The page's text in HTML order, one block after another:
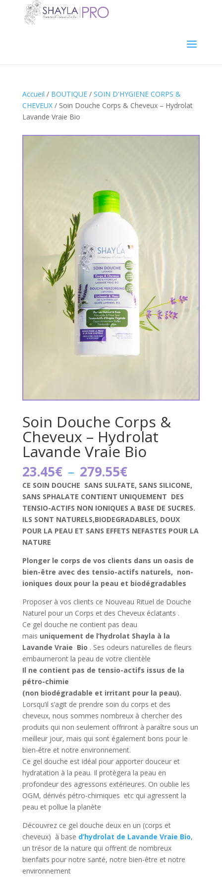
Accueil / BOUTIQUE/ SOIN D'HYGIENE CORPS &
CHEVEUX/ Soin Douche Corps & Cheveux – Hydrolat
Lavande Vraie Bio
Soin Douche Corps &
Cheveux – Hydrolat
Lavande Vraie Bio
23.45€ – 279.55€Plage
de
prix :
23.45€
à
279.55€
CE SOIN DOUCHE SANS SULFATE, SANS SILICONE,
SANS SPHALATE CONTIENT UNIQUEMENT DES
TENSIO-ACTIFS NON IONIQUES A BASE DE SUCRES.
ILS SONT NATURELS,BIODEGRADABLES, DOUX
POUR LA PEAU ET SANS EFFETS NEFASTES POUR LA
NATURE
Plonger le corps de vos clients dans un oasis de
bien-être avec des tensio-actifs naturels, non-
ioniques doux pour la peau et biodégradables
Proposer à vos clients ce Nouveau Rituel de Douche
Naturel pour un Corps et des Cheveux éclatants .
Ce gel douche ne contient pas deau
mais uniquement de l’hydrolat Shayla à la
Lavande Vraie Bio . Ses odeurs naturelles de fleurs
embaumeront la peau de votre clientèle
Il ne contient pas de tensio-actifs issus de la
pétro-chimie
(non biodégradable et irritant pour la peau).
Lorsqu’il s’agit de prendre soin du corps et des
cheveux, nous sommes nombreux à chercher des
produits qui non seulement offriront à paraître sous un
meilleur jour, mais qui sont également bons pour le
bien-être et notre environnement.
Ce gel douche est idéal pour apporter douceur et
hydratation à la peau. Il protègera la peau en
profondeur des agressons extérieures. On oublie les
OGM, dérivés pétro-chimiques etc qui agressent la
peau et pollue la planète
Découvrez ce gel douche deux en un (corps et
cheveux) à base d’hydrolat de Lavande Vraie Bio,
un trésor de la nature qui offrent de nombreux
bienfaits pour notre santé, notre bien-être et notre
environnement